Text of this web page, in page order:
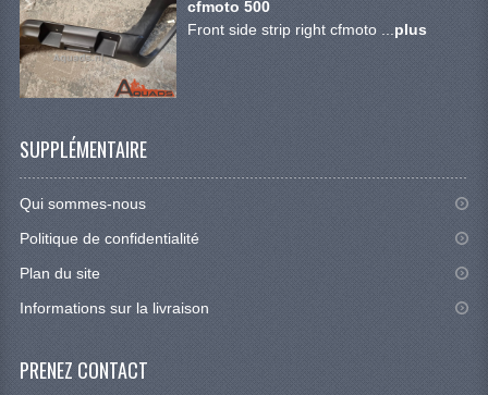
ELECTRONICS
FUEL SYSTEM
cfmoto 500
Front side strip right cfmoto ... plus
SUPPLÉMENTAIRE
Qui sommes-nous
Politique de confidentialité
Plan du site
Informations sur la livraison
PRENEZ CONTACT